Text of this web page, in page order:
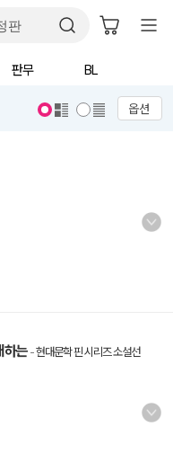
판무 BL
옵션
하는 -현대문학 핀 시리즈 소설선